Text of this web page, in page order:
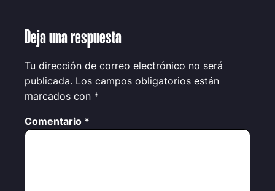
Deja una respuesta
Tu dirección de correo electrónico no será
publicada. Los campos obligatorios están
marcados con *
Comentario *